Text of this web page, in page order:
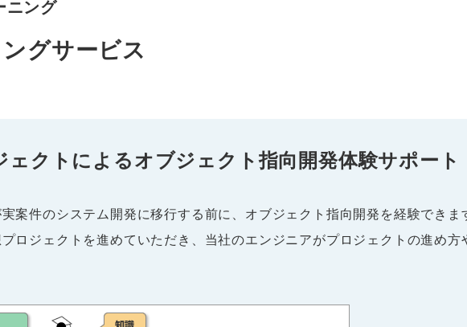
ニング
グサービス
ェクトによるオブジェクト指向開発体験サポート
案件のシステム開発に移行する前に、オブジェクト指向開発を経験でき
ロジェクトを進めていただき、当社のエンジニアがプロジェクトの進め